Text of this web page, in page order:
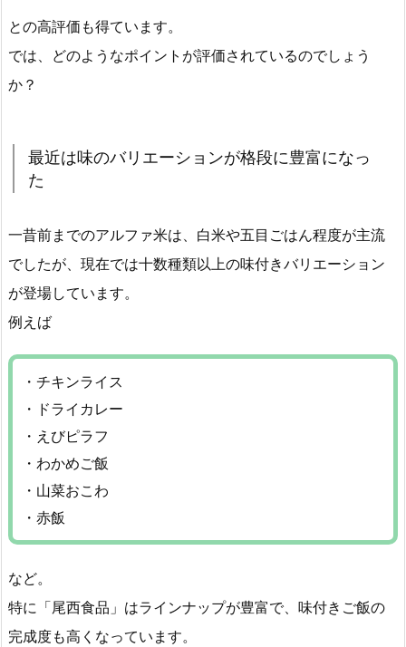
との高評価も得ています。
では、どのようなポイントが評価されているのでしょう
か？
最近は味のバリエーションが格段に豊富になっ
た
一昔前までのアルファ米は、白米や五目ごはん程度が主流
でしたが、現在では十数種類以上の味付きバリエーション
が登場しています。
例えば
・チキンライス
・ドライカレー
・えびピラフ
・わかめご飯
・山菜おこわ
・赤飯
など。
特に「尾西食品」はラインナップが豊富で、味付きご飯の
完成度も高くなっています。